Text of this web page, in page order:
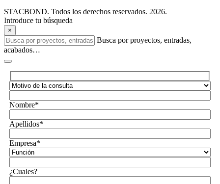
STACBOND. Todos los derechos reservados. 2026.
Introduce tu búsqueda
×
Busca por proyectos, entradas,
acabados…
Nombre*
Apellidos*
Empresa*
¿Cuales?